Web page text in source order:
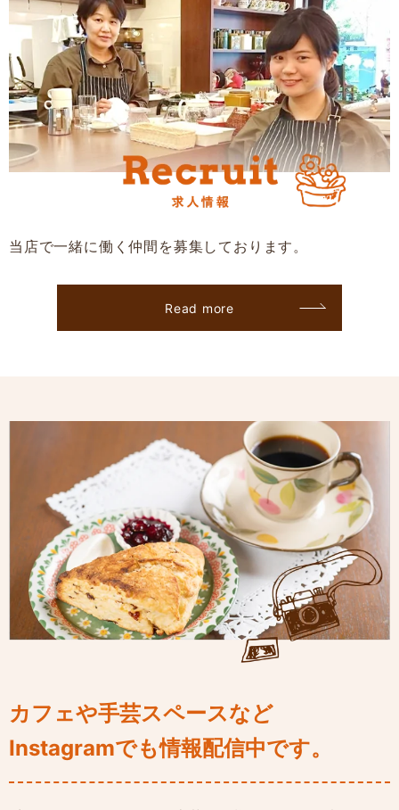
当店で一緒に働く仲間を募集しております。
Read more
カフェや手芸スペースなど
Instagramでも情報配信中です。